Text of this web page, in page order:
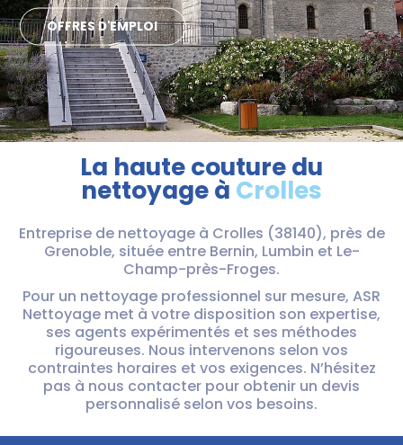
OFFRES D'EMPLOI
La haute couture du
nettoyage à Crolles
Entreprise de nettoyage à Crolles (38140), près de
Grenoble, située entre Bernin, Lumbin et Le-
Champ-près-Froges.
Pour un nettoyage professionnel sur mesure, ASR
Nettoyage met à votre disposition son expertise,
ses agents expérimentés et ses méthodes
rigoureuses. Nous intervenons selon vos
contraintes horaires et vos exigences. N’hésitez
pas à nous contacter pour obtenir un devis
personnalisé selon vos besoins.